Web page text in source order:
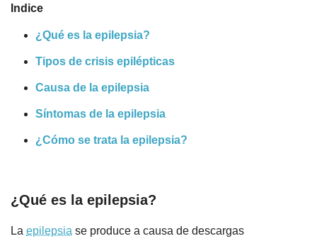
Indice
¿Qué es la epilepsia?
Tipos de crisis epilépticas
Causa de la epilepsia
Síntomas de la epilepsia
¿Cómo se trata la epilepsia?
¿Qué es la epilepsia?
La epilepsia se produce a causa de descargas